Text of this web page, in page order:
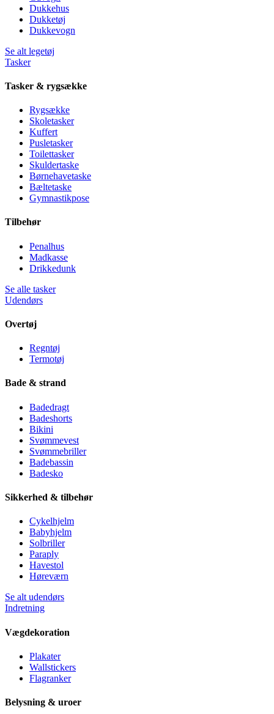
Dukkehus
Dukketøj
Dukkevogn
Se alt legetøj
Tasker
Tasker & rygsække
Rygsække
Skoletasker
Kuffert
Pusletasker
Toilettasker
Skuldertaske
Børnehavetaske
Bæltetaske
Gymnastikpose
Tilbehør
Penalhus
Madkasse
Drikkedunk
Se alle tasker
Udendørs
Overtøj
Regntøj
Termotøj
Bade & strand
Badedragt
Badeshorts
Bikini
Svømmevest
Svømmebriller
Badebassin
Badesko
Sikkerhed & tilbehør
Cykelhjelm
Babyhjelm
Solbriller
Paraply
Havestol
Høreværn
Se alt udendørs
Indretning
Vægdekoration
Plakater
Wallstickers
Flagranker
Belysning & uroer